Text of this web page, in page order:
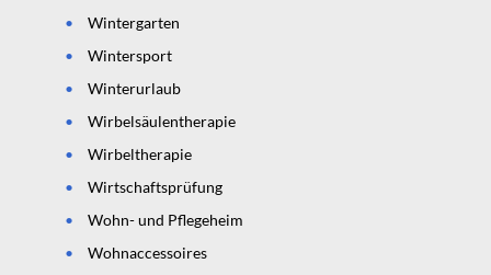
Wintergarten
Wintersport
Winterurlaub
Wirbelsäulentherapie
Wirbeltherapie
Wirtschaftsprüfung
Wohn- und Pflegeheim
Wohnaccessoires